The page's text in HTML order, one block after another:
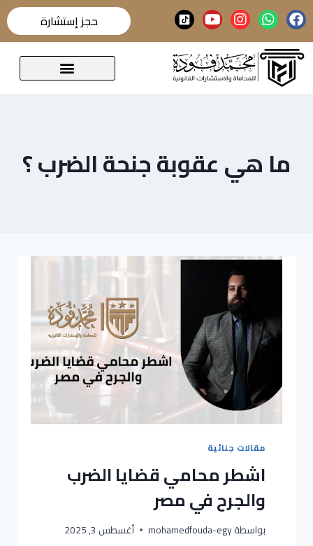
حجز إستشارة
ما هي عقوبة جنحة الضرب ؟
مقالات جنائية
اشطر محامي قضايا الضرب
والجرح في مصر
بواسطةmohamedfouda-egy أغسطس 3, 2025